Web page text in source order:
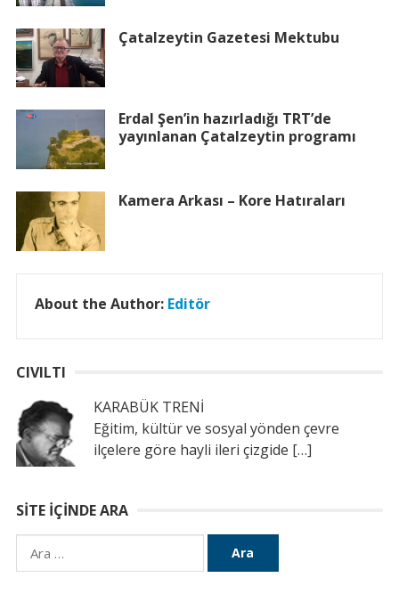
Çatalzeytin Gazetesi Mektubu
Erdal Şen’in hazırladığı TRT’de
yayınlanan Çatalzeytin programı
Kamera Arkası – Kore Hatıraları
About the Author: Editör
CIVILTI
KARABÜK TRENİ
Eğitim, kültür ve sosyal yönden çevre
ilçelere göre hayli ileri çizgide […]
SITE İÇINDE ARA
Arama: